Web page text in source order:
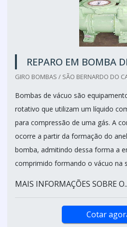
REPARO EM BOMBA
GIRO BOMBAS / SÃO BERNARDO DO
Bombas de vácuo são
rotativo que utilizam um líquido
para compressão de uma gás. A
ocorre a partir da formação do
bomba, admitindo dessa forma a
comprimido formando o vácuo na
MAIS INFORMAÇÕES SOBRE
Cotar